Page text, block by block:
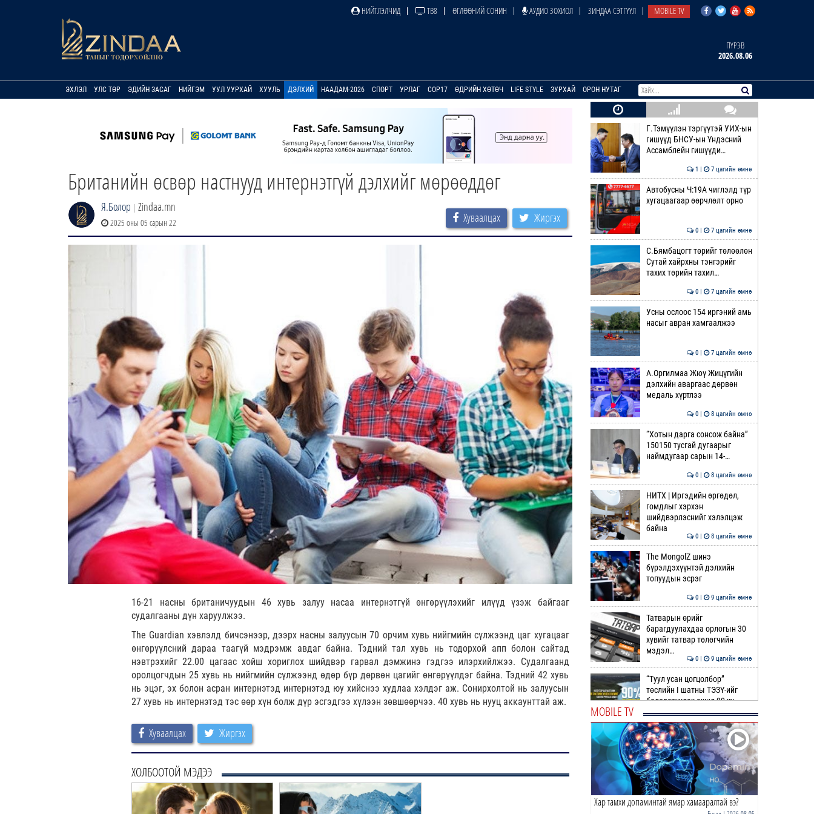
НИЙТЛЭЛЧИД ТВ8 ӨГЛӨӨНИЙ СОНИН АУДИО ЗОХИОЛ ЗИНДАА СЭТГҮҮЛ MOBILE TV
ПҮРЭВ
2026.08.06
ЭХЛЭЛ УЛС ТӨР ЭДИЙН ЗАСАГ НИЙГЭМ УУЛ УУРХАЙ ХУУЛЬ ДЭЛХИЙ НААДАМ-2026 СПОРТ УРЛАГ COP17 ӨДРИЙН ХӨТӨЧ LIFE STYLE ЗУРХАЙ ОРОН НУТАГ
Британийн өсвөр настнууд интернэтгүй дэлхийг мөрөөддөг
Я.Болор | Zindaa.mn
2025 оны 05 сарын 22 Хуваалцах Жиргэх
16-21 насны британичуудын 46 хувь залуу насаа интернэтгүй өнгөрүүлэхийг илүүд үзэж байгааг
судалгааны дүн харуулжээ.
The Guardian хэвлэлд бичсэнээр, дээрх насны залуусын 70 орчим хувь нийгмийн сүлжээнд цаг хугацааг
өнгөрүүлсний дараа таагүй мэдрэмж авдаг байна. Тэдний тал хувь нь тодорхой апп болон сайтад
нэвтрэхийг 22.00 цагаас хойш хориглох шийдвэр гарвал дэмжинэ гэдгээ илэрхийлжээ. Судалгаанд
оролцогчдын 25 хувь нь нийгмийн сүлжээнд өдөр бүр дөрвөн цагийг өнгөрүүлдэг байна. Тэдний 42 хувь
нь эцэг, эх болон асран интернэтэд интернэтэд юу хийснээ худлаа хэлдэг аж. Сонирхолтой нь залуусын
27 хувь нь интернэтэд тэс өөр хүн болж дүр эсгэдгээ хүлээн зөвшөөрчээ. 40 хувь нь нууц аккаунттай аж.
Хуваалцах Жиргэх
ХОЛБООТОЙ МЭДЭЭ
Г.Тэмүүлэн тэргүүтэй УИХ-ын
гишүүд БНСУ-ын Үндэсний
Ассамблейн гишүүди…
1 | 7 цагийн өмнө
Автобусны Ч:19А чиглэлд түр
хугацаагаар өөрчлөлт орно
0 | 7 цагийн өмнө
С.Бямбацогт төрийг төлөөлөн
Сутай хайрхны тэнгэрийг
тахих төрийн тахил…
0 | 7 цагийн өмнө
Усны ослоос 154 иргэний амь
насыг авран хамгаалжээ
0 | 7 цагийн өмнө
А.Оргилмаа Жюү Жицүгийн
дэлхийн аваргаас дөрвөн
медаль хүртлээ
0 | 8 цагийн өмнө
“Хотын дарга сонсож байна”
150150 тусгай дугаарыг
наймдугаар сарын 14-…
0 | 8 цагийн өмнө
НИТХ | Иргэдийн өргөдөл,
гомдлыг хэрхэн
шийдвэрлэснийг хэлэлцэж
байна
0 | 8 цагийн өмнө
The MongolZ шинэ
бүрэлдэхүүнтэй дэлхийн
топуудын эсрэг
0 | 9 цагийн өмнө
Татварын өрийг
барагдуулахдаа орлогын 30
хувийг татвар төлөгчийн
мэдэл…
0 | 9 цагийн өмнө
“Туул усан цогцолбор”
төслийн I шатны ТЭЗҮ-ийг
боловсруулах ажил 90 ху…
Нийслэлийн иргэдийн
Төлөөлөгчдийн Хурлын
Ээлжит VIII хуралдаан
эхэллээ
0 | 10 цагийн өмнө
ТОО | Гадаад валютын нөөц
MOBILE TV
Хар тамхи допаминтай ямар хамааралтай вэ?